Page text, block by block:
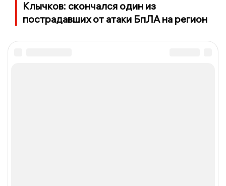
Клычков: скончался один из
пострадавших от атаки БпЛА на регион